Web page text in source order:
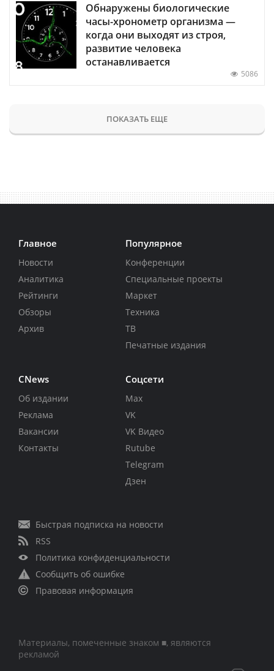
Обнаружены биологические
часы-хронометр организма —
когда они выходят из строя,
развитие человека
останавливается
5086
ПОКАЗАТЬ ЕЩЕ
Главное
Новости
Аналитика
Рейтинги
Обзоры
Архив
Популярное
Конференции
Специальные проекты
Маркет
Техника
ТВ
Печатные издания
CNews
Об издании
Реклама
Вакансии
Контакты
Соцсети
Max
VK
VK Видео
Rutube
Telegram
Дзен
Быстрая подписка на новости
RSS
Политика конфиденциальности
Сообщить об ошибке
Правовая информация
Материалы, помеченные знаком ■, являются
рекламой